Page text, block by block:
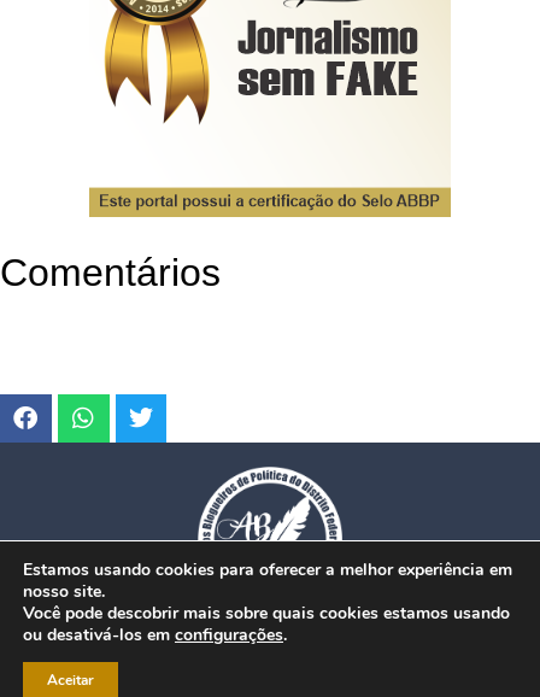
Comentários
© Copyright 2026. www.dfmobilidade.com.br - Todos os direitos reservados.
Estamos usando cookies para oferecer a melhor experiência em
nosso site.
Você pode descobrir mais sobre quais cookies estamos usando
ou desativá-los em configurações.
Aceitar